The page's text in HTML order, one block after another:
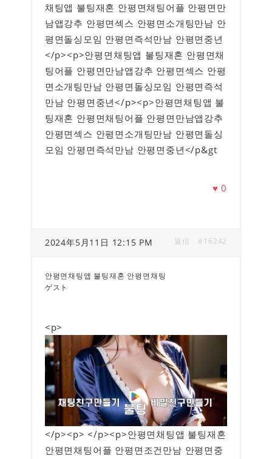
채팅앱 불팅재혼 안평면채팅어플 안평면만
남앱강추 안평면섹스 안평면소개팅만남 안
평면돌싱모임 안평면즉석만남 안평면중년
</p><p>안평면채팅앱 불팅재혼 안평면채
팅어플 안평면만남앱강추 안평면섹스 안평
면소개팅만남 안평면돌싱모임 안평면즉석
만남 안평면중년</p><p>안평면채팅앱 불
팅재혼 안평면채팅어플 안평면만남앱강추
안평면섹스 안평면소개팅만남 안평면돌싱
모임 안평면즉석만남 안평면중년</p&gt
♥0
2024年5月11日 12:15 PM #16242
返信
안평면채팅앱 불팅재혼 안평면채팅
ゲスト
<p>
</p><p> </p><p>안평면채팅앱 불팅재혼
안평면채팅어플 안평면조건만남 안평면중